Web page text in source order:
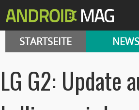
STARTSEITE NEWS
LG G2: Update